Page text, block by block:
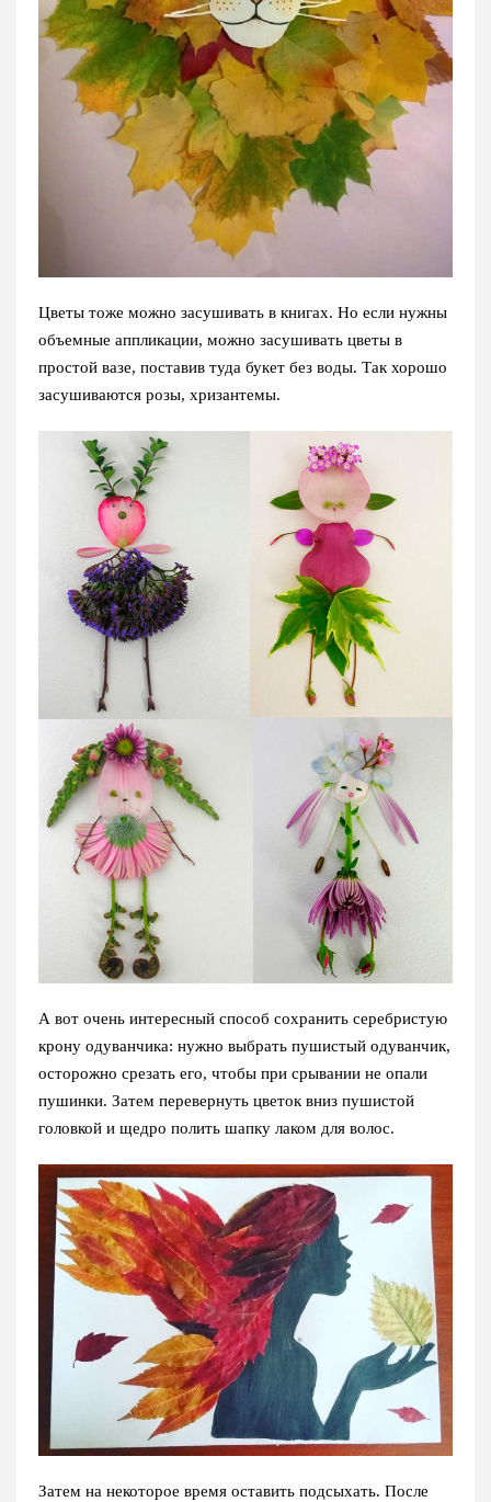
Цветы тоже можно засушивать в книгах. Но если нужны
объемные аппликации, можно засушивать цветы в
простой вазе, поставив туда букет без воды. Так хорошо
засушиваются розы, хризантемы.
А вот очень интересный способ сохранить серебристую
крону одуванчика: нужно выбрать пушистый одуванчик,
осторожно срезать его, чтобы при срывании не опали
пушинки. Затем перевернуть цветок вниз пушистой
головкой и щедро полить шапку лаком для волос.
Затем на некоторое время оставить подсыхать. После